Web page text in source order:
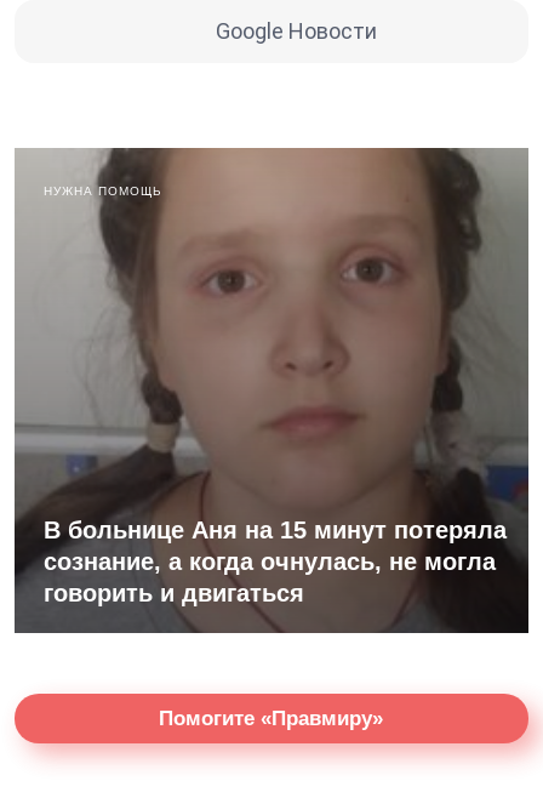
Google Новости
НУЖНА ПОМОЩЬ
В больнице Аня на 15 минут потеряла
сознание, а когда очнулась, не могла
говорить и двигаться
Помогите «Правмиру»